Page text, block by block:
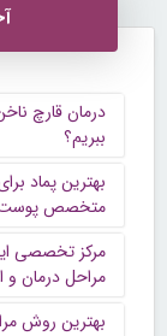
درمان قارچ
ببریم؟
بهترین پماد
متخصص
مرکز تخصصی
مراحل درمان و
بهترین روش